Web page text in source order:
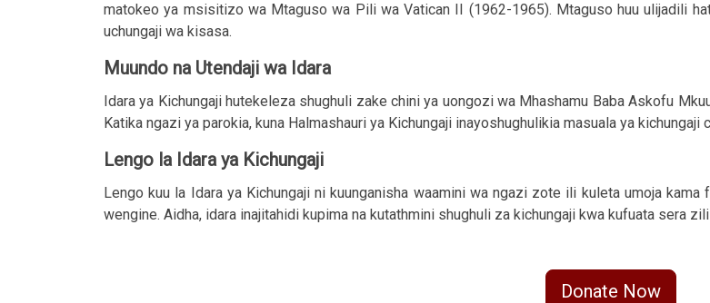
matokeo ya msisitizo wa Mtaguso wa Pili wa Vatican II (1962-1965). Mtaguso huu ulijadili
uchungaji wa kisasa.
Muundo na Utendaji wa Idara
Idara ya Kichungaji hutekeleza shughuli zake chini ya uongozi wa Mhashamu Baba Askofu
Katika ngazi ya parokia, kuna Halmashauri ya Kichungaji inayoshughulikia masuala ya kichungaji
Lengo la Idara ya Kichungaji
Lengo kuu la Idara ya Kichungaji ni kuunganisha waamini wa ngazi zote ili kuleta umoja
wengine. Aidha, idara inajitahidi kupima na kutathmini shughuli za kichungaji kwa kufuata sera
Donate Now